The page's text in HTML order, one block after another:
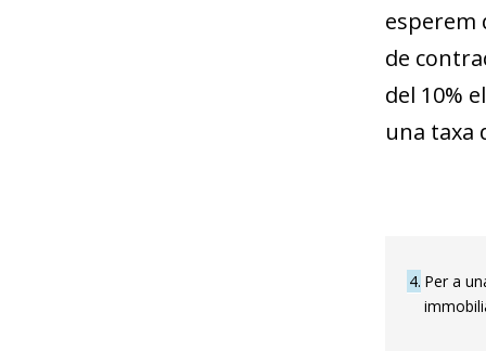
esperem
de
del 10%
una taxa
4 Per a